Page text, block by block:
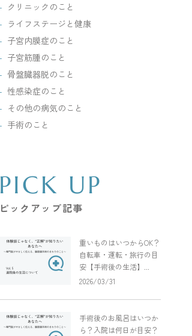
クリニックのこと
ライフステージと健康
子宮内膜症のこと
子宮筋腫のこと
骨盤臓器脱のこと
性感染症のこと
その他の病気のこと
手術のこと
PICK UP
ピックアップ記事
重いものはいつからOK？
自転車・運転・旅行の目
安【手術後の生活】...
2026/03/31
手術後のお風呂はいつか
ら？入院は何日が目安？